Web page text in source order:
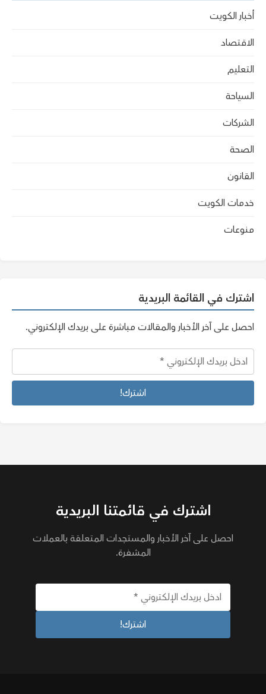
أخبار الكويت
الاقتصاد
التعليم
السياحة
الشركات
الصحة
القانون
خدمات الكويت
منوعات
اشترك في القائمة البريدية
احصل على آخر الأخبار والمقالات مباشرة على بريدك الإلكتروني.
اشترك في قائمتنا البريدية
احصل على آخر الأخبار والمستجدات المتعلقة بالعملات
المشفرة.